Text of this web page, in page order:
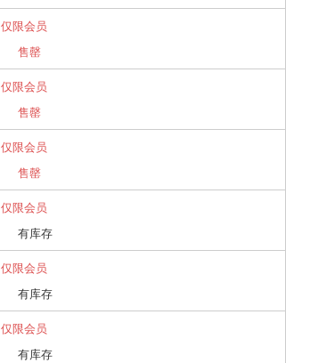
仅限会员
售罄
仅限会员
售罄
仅限会员
售罄
仅限会员
有库存
仅限会员
有库存
仅限会员
有库存